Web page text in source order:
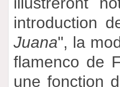
introduction
Juana", la
flamenco de
une fonction